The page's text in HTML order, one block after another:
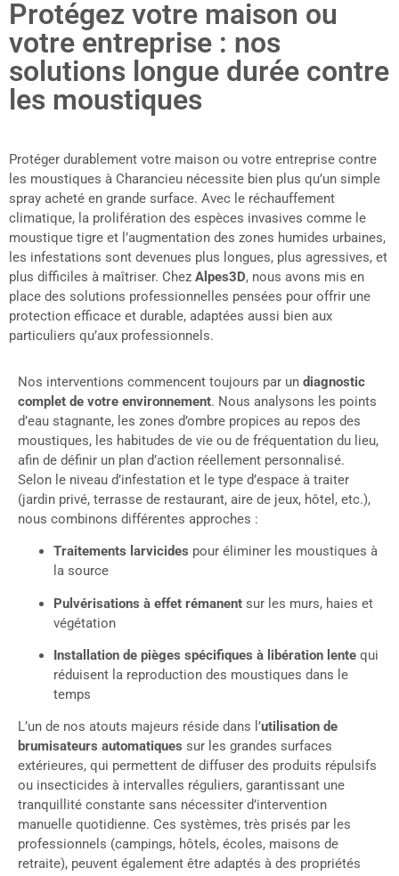
étape de notre intervention consiste
inspection minutieuse des lieux, menée
certifié. Nous identifions : Les
stagnation d’eau (soucoupes, regards,
récupérateurs, etc.) Les lieux de ponte
adultes Les signes d'infestation du
tigre (zones diurnes, regroupement en
Grâce à cette phase
nous adaptons notre plan d’action
précise de vos espaces, qu’ils
ou professionnels.
larvicide
adultes
les
Protégez votre maison ou
votre entreprise : nos
solutions longue durée contre
les moustiques
Protéger durablement votre maison ou votre entreprise contre
les moustiques à Charancieu nécessite bien plus qu’un simple
spray acheté en grande surface. Avec le réchauffement
climatique, la prolifération des espèces invasives comme le
moustique tigre et l’augmentation des zones humides urbaines,
les infestations sont devenues plus longues, plus agressives, et
plus difficiles à maîtriser. Chez Alpes3D, nous avons mis en
place des solutions professionnelles pensées pour offrir une
protection efficace et durable, adaptées aussi bien aux
particuliers qu’aux professionnels.
Nos interventions commencent toujours par un diagnostic
complet de votre environnement. Nous analysons les points
d’eau stagnante, les zones d’ombre propices au repos des
moustiques, les habitudes de vie ou de fréquentation du lieu,
afin de définir un plan d’action réellement personnalisé.
Selon le niveau d’infestation et le type d’espace à traiter
(jardin privé, terrasse de restaurant, aire de jeux, hôtel, etc.),
nous combinons différentes approches :
Traitements larvicides pour éliminer les moustiques à
la source
Pulvérisations à effet rémanent sur les murs, haies et
végétation
Installation de pièges spécifiques à libération lente qui
réduisent la reproduction des moustiques dans le
temps
L’un de nos atouts majeurs réside dans l’utilisation de
brumisateurs automatiques sur les grandes surfaces
extérieures, qui permettent de diffuser des produits répulsifs
ou insecticides à intervalles réguliers, garantissant une
tranquillité constante sans nécessiter d’intervention
manuelle quotidienne. Ces systèmes, très prisés par les
professionnels (campings, hôtels, écoles, maisons de
retraite), peuvent également être adaptés à des propriétés